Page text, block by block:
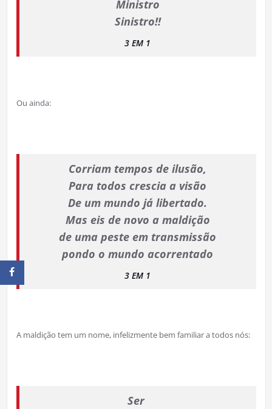
Ministro
Sinistro!!
3 EM 1
Ou ainda:
Corriam tempos de ilusão,
Para todos crescia a visão
De um mundo já libertado.
Mas eis de novo a maldição
de uma peste em transmissão
pondo o mundo acorrentado
3 EM 1
A maldição tem um nome, infelizmente bem familiar a todos nós:
Ser